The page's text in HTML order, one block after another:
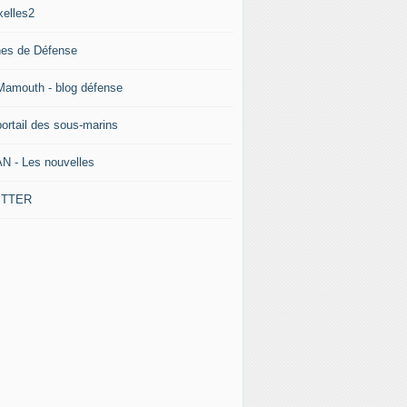
de Défense
- blog défense
des sous-marins
- Les nouvelles